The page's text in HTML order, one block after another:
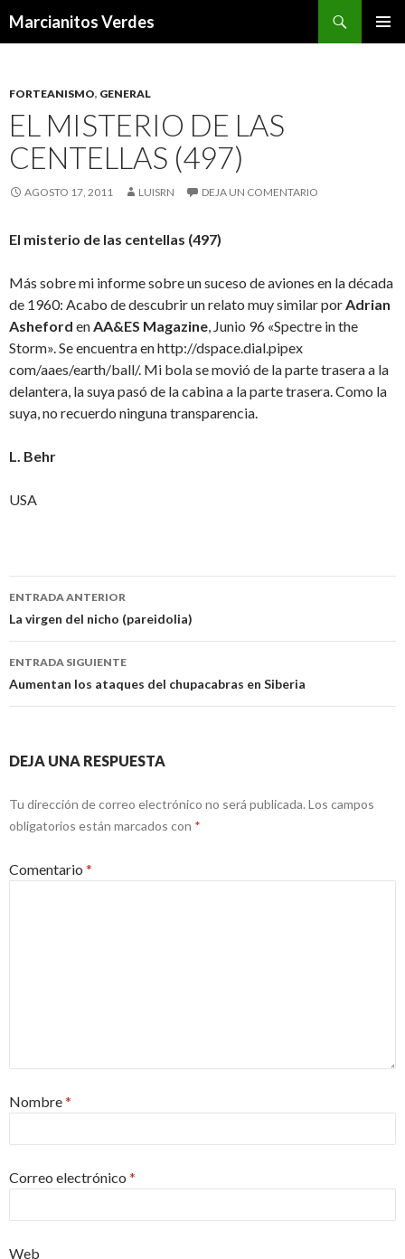
Marcianitos Verdes
FORTEANISMO, GENERAL
EL MISTERIO DE LAS
CENTELLAS (497)
AGOSTO 17, 2011 LUISRN DEJA UN COMENTARIO
El misterio de las centellas (497)
Más sobre mi informe sobre un suceso de aviones en la década
de 1960: Acabo de descubrir un relato muy similar porAdrian
Asheford enAA&ES Magazine, Junio 96 «Spectre in the
Storm». Se encuentra en http://dspace.dial.pipex
com/aaes/earth/ball/. Mi bola se movió de la parte trasera a la
delantera, la suya pasó de la cabina a la parte trasera. Como la
suya, no recuerdo ninguna transparencia.
L. Behr
USA
Navegación
de
entradas
ENTRADA ANTERIOR
La virgen del nicho (pareidolia)
ENTRADA SIGUIENTE
Aumentan los ataques del chupacabras en Siberia
DEJA UNA RESPUESTA
Tu dirección de correo electrónico no será publicada. Los campos
obligatorios están marcados con *
Comentario *
Nombre*
Correo electrónico *
Web